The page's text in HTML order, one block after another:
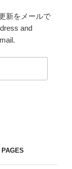
新をメールで
and